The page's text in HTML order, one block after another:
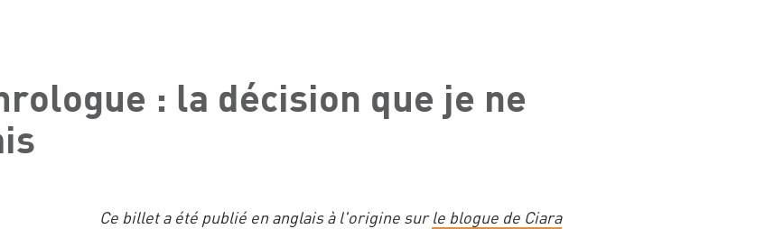
: la décision que je ne
Ce billet a été publié en anglais à l'origine surle blogue de Ciara